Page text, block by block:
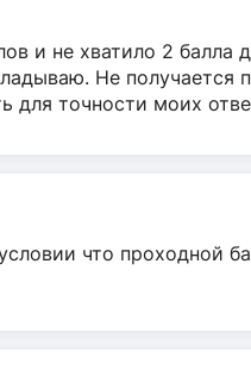
и не хватило 2 балла
Не получается
для точности моих
что проходной